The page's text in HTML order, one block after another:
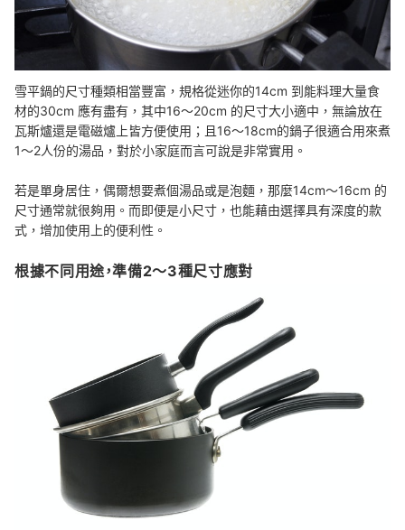
雪平鍋的尺寸種類相當豐富，規格從迷你的14cm 到能料理大量食
材的30cm 應有盡有，其中16～20cm 的尺寸大小適中，無論放在
瓦斯爐還是電磁爐上皆方便使用；且16～18cm的鍋子很適合用來煮
1～2人份的湯品，對於小家庭而言可說是非常實用。
若是單身居住，偶爾想要煮個湯品或是泡麵，那麼14cm～16cm 的
尺寸通常就很夠用。而即便是小尺寸，也能藉由選擇具有深度的款
式，增加使用上的便利性。
根據不同用途，準備2～3種尺寸應對